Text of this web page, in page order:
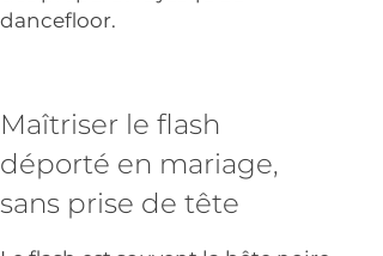
dancefloor.
Maîtriser le flash
déporté en mariage,
sans prise de tête